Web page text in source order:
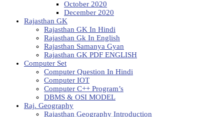
October 2020
December 2020
Rajasthan GK
Rajasthan GK In Hindi
Rajasthan Gk In English
Rajasthan Samanya Gyan
Rajasthan GK PDF ENGLISH
Computer Set
Computer Question In Hindi
Computer IOT
Computer C++ Program’s
DBMS & OSI MODEL
Raj. Geography
Rajasthan Geography Introduction